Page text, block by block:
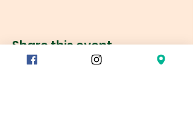
Share this event